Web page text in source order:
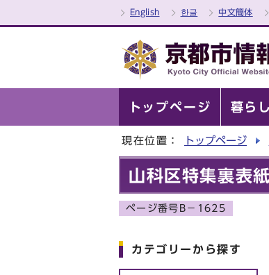
English 한글 中文簡体
トップページ 暮ら
現在位置： トップページ
山科区特集裏表
ページ番号B－1625
カテゴリーから探す